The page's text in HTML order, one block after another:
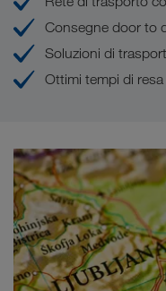
Consegne door to
Soluzioni di
Ottimi tempi di resa